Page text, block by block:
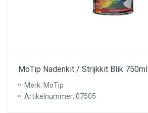
MoTip Nadenkit / Strijkkit Blik 750ml
Merk: MoTip
Artikelnummer: 07505